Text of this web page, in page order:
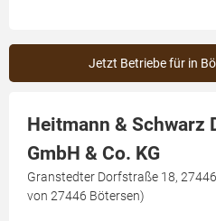
Jetzt Betriebe für in
Heitmann & Schwarz
GmbH & Co. KG
Granstedter Dorfstraße 18,
von 27446 Bötersen)